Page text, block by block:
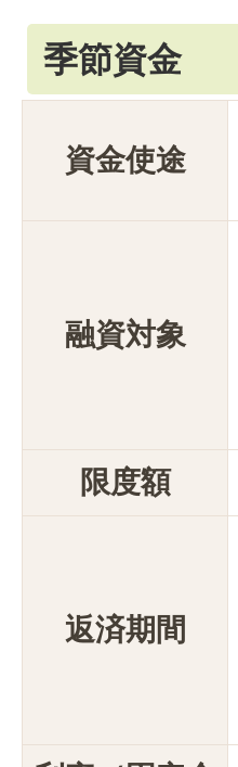
季節資金
資金使途
融資対象
限度額
返済期間